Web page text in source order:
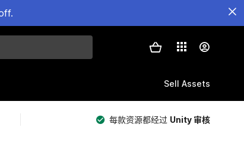
Sell Assets
每款资源都经过 Unity 审核